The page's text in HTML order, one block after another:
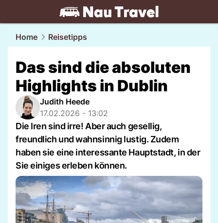
travel.NAU.ch
Home Reisetipps
Das sind die absoluten
Highlights in Dublin
Judith Heede
17.02.2026 - 13:02
Die Iren sind irre! Aber auch gesellig,
freundlich und wahnsinnig lustig. Zudem
haben sie eine interessante Hauptstadt, in der
Sie einiges erleben können.